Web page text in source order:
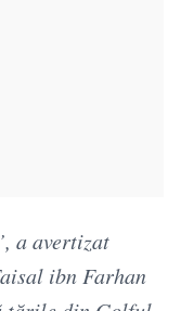
a avertizat
ibn Farhan